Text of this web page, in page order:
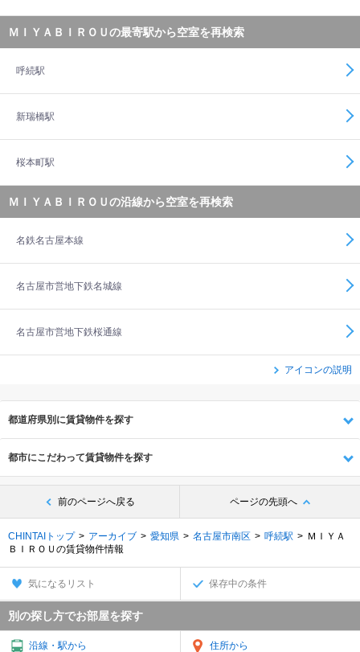
ＭＩＹＡＢＩＲＯＵの最寄駅から空室を再検索
呼続駅
新瑞橋駅
桜本町駅
ＭＩＹＡＢＩＲＯＵの沿線から空室を再検索
名鉄名古屋本線
名古屋市営地下鉄名城線
名古屋市営地下鉄桜通線
アイコンの説明
都道府県別に賃貸物件を探す
都市にこだわって賃貸物件を探す
前のページへ戻る ページの先頭へ
CHINTAIトップ アーカイブ 愛知県 名古屋市南区 呼続駅
ＭＩＹＡ
ＢＩＲＯＵの賃貸物件情報
気になるリスト 保存中の条件
別の探し方でお部屋を探す
沿線・駅から 住所から